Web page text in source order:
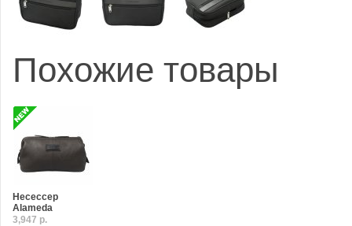
Похожие товары
Несессер
Alameda
3,947 р.